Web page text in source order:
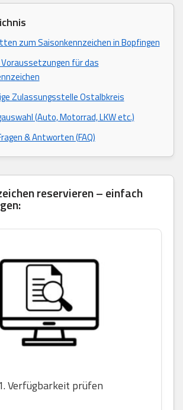
zum Saisonkennzeichen in Bopfingen
Voraussetzungen für das
Zulassungsstelle Ostalbkreis
(Auto, Motorrad, LKW etc.)
& Antworten (FAQ)
reservieren – einfach
Verfügbarkeit prüfen